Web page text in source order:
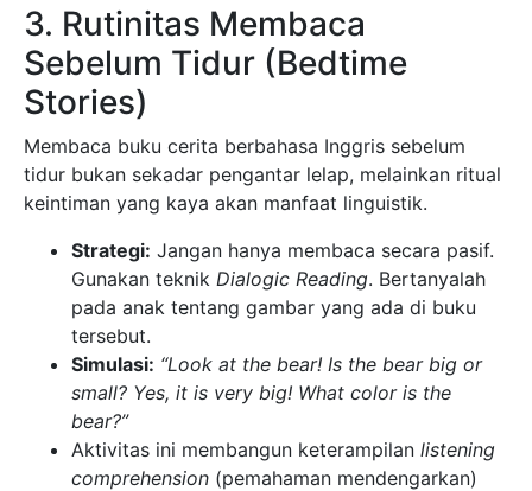
3. Rutinitas Membaca
Sebelum Tidur (Bedtime
Stories)
Membaca buku cerita berbahasa Inggris sebelum
tidur bukan sekadar pengantar lelap, melainkan ritual
keintiman yang kaya akan manfaat linguistik.
Strategi: Jangan hanya membaca secara pasif.
Gunakan teknik Dialogic Reading. Bertanyalah
pada anak tentang gambar yang ada di buku
tersebut.
Simulasi: “Look at the bear! Is the bear big or
small? Yes, it is very big! What color is the
bear?”
Aktivitas ini membangun keterampilan listening
comprehension (pemahaman mendengarkan)